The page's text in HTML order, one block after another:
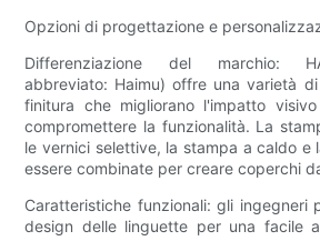
Opzioni di progettazione e
Differenziazione del marchio:
abbreviato: Haimu) offre una varietà
finitura che migliorano l'impatto
compromettere la funzionalità. La
le vernici selettive, la stampa a caldo e
essere combinate per creare coperchi
Caratteristiche funzionali: gli ingegneri
design delle linguette per una facile